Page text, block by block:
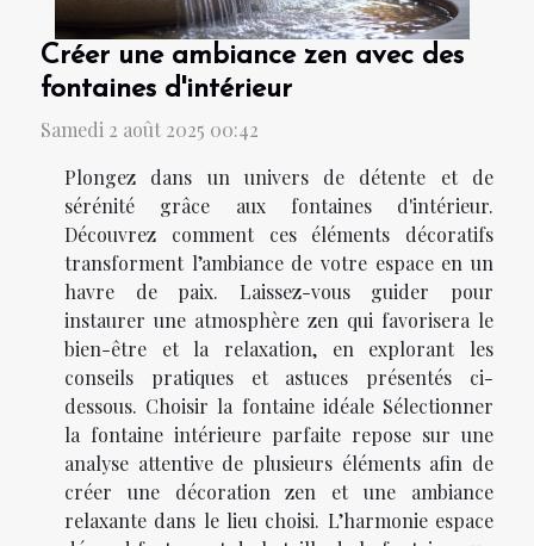
Créer une ambiance zen avec des
fontaines d'intérieur
Samedi 2 août 2025 00:42
Plongez dans un univers de détente et de
sérénité grâce aux fontaines d'intérieur.
Découvrez comment ces éléments décoratifs
transforment l’ambiance de votre espace en un
havre de paix. Laissez-vous guider pour
instaurer une atmosphère zen qui favorisera le
bien-être et la relaxation, en explorant les
conseils pratiques et astuces présentés ci-
dessous. Choisir la fontaine idéale Sélectionner
la fontaine intérieure parfaite repose sur une
analyse attentive de plusieurs éléments afin de
créer une décoration zen et une ambiance
relaxante dans le lieu choisi. L’harmonie espace